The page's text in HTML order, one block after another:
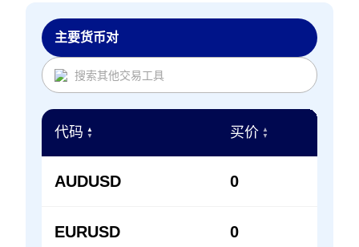
主要货币对
代码
▲
▼
买价
▲
▼
AUDUSD 0
EURUSD 0